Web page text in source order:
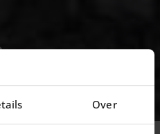
Over
til
nedenstående